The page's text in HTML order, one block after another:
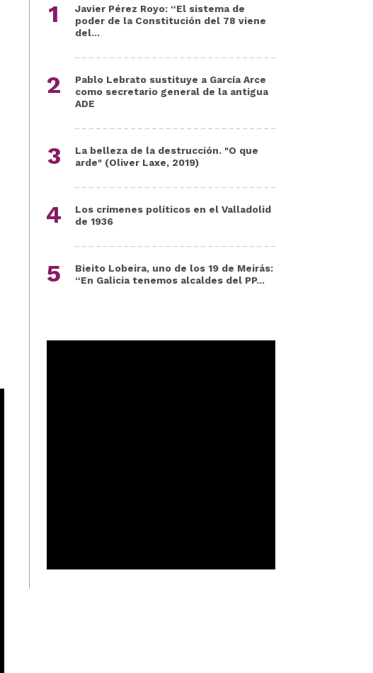
Javier Pérez Royo: “El sistema de
poder de la Constitución del 78 viene
del...
Pablo Lebrato sustituye a García Arce
como secretario general de la antigua
ADE
La belleza de la destrucción. "O que
arde" (Oliver Laxe, 2019)
Los crímenes políticos en el Valladolid
de 1936
Bieito Lobeira, uno de los 19 de Meirás:
“En Galicia tenemos alcaldes del PP...